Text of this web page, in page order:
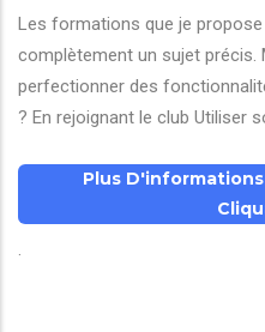
Les formations que je
complètement un sujet
perfectionner des
? En rejoignant le club Utiliser
Plus D'informations
.